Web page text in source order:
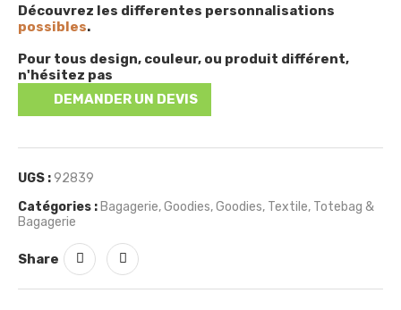
Découvrez les differentes personnalisations
possibles.
Pour tous design, couleur, ou produit différent,
n'hésitez pas
DEMANDER UN DEVIS
UGS :92839
Catégories : Bagagerie,Goodies,Goodies, Textile, Totebag &
Bagagerie
Share